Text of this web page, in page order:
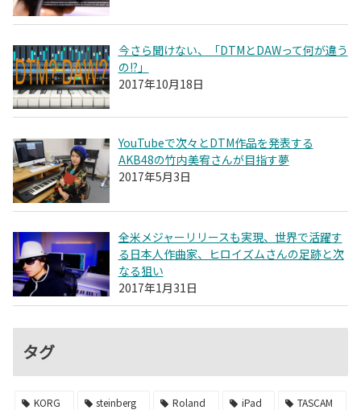
今さら聞けない、「DTMとDAWって何が違う
の!?」
2017年10月18日
YouTubeで次々とDTM作品を発表する
AKB48の竹内美宥さんが目指す夢
2017年5月3日
全米メジャーリリースも実現、世界で活躍す
る日本人作曲家、ヒロイズムさんの足跡と次
なる狙い
2017年1月31日
タグ
KORG steinberg Roland iPad
TASCAM